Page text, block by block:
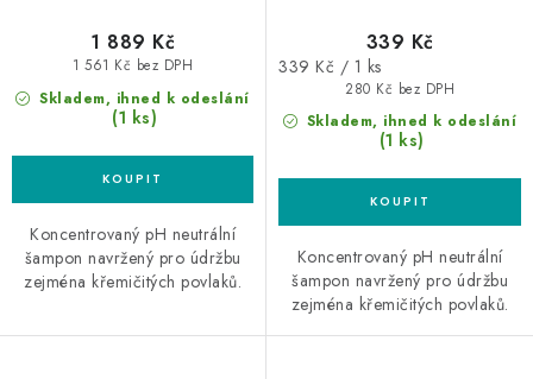
Skladem, ihned k odeslání
(1 ks)
1 561 Kč bez DPH
1 889 Kč
Koncentrovaný pH neutrální
šampon navržený pro údržbu
zejména křemičitých povlaků.
Skladem, ihned k odeslání
(1 ks)
280 Kč bez DPH
339 Kč
Měrná
339 Kč / 1 ks
Koncentrovaný pH neutrální
šampon navržený pro údržbu
zejména křemičitých povlaků.